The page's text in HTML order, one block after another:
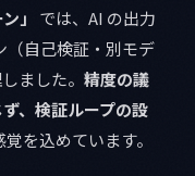
」
では、AI の出力
（自己検証・別モデ
ました。 精度の議
、検証ループの設
を込めています。